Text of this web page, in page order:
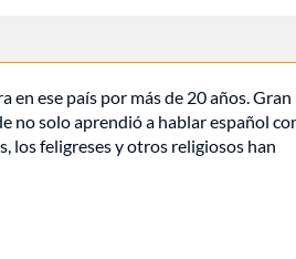
ese país por más de 20 años. Gran
no solo aprendió a hablar español
los feligreses y otros religiosos han